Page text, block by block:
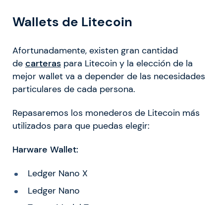
Wallets de Litecoin
Afortunadamente, existen gran cantidad
de carteras para Litecoin y la elección de la
mejor wallet va a depender de las necesidades
particulares de cada persona.
Repasaremos los monederos de Litecoin más
utilizados para que puedas elegir:
Harware Wallet:
Ledger Nano X
Ledger Nano